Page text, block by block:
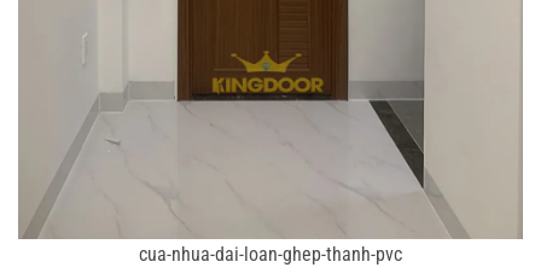
cua-nhua-dai-loan-ghep-thanh-pvc